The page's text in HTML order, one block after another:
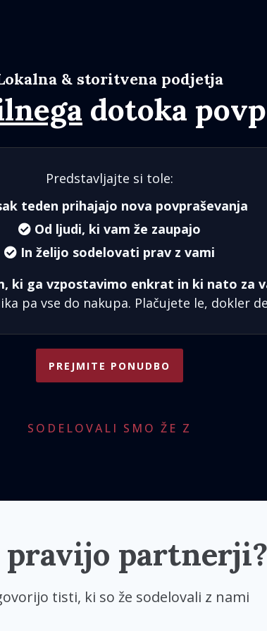
& storitvena podjetja
dotoka
Predstavljajte si tole:
teden prihajajo nova povpraševanja
Od ljudi, ki vam že zaupajo
In želijo sodelovati prav z vami
ki ga vzpostavimo enkrat in ki nato za
pa vse do nakupa. Plačujete le, dokler
PREJMITE PONUDBO
SODELOVALI SMO ŽE Z
pravijo partnerji?
tisti, ki so že sodelovali z nami